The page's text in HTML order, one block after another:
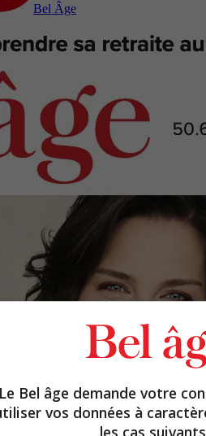
Bel Âge
Le Bel âge demande votre
vos données à
les cas